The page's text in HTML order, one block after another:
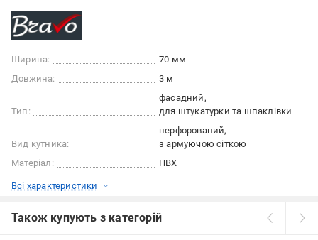
Ширина:
70 мм
Довжина:
3 м
Тип:
фасадний
для штукатурки та шпаклівки
Вид кутника:
перфорований
з армуючою сіткою
Матеріал:
ПВХ
Всі характеристики
Також купують з категорій